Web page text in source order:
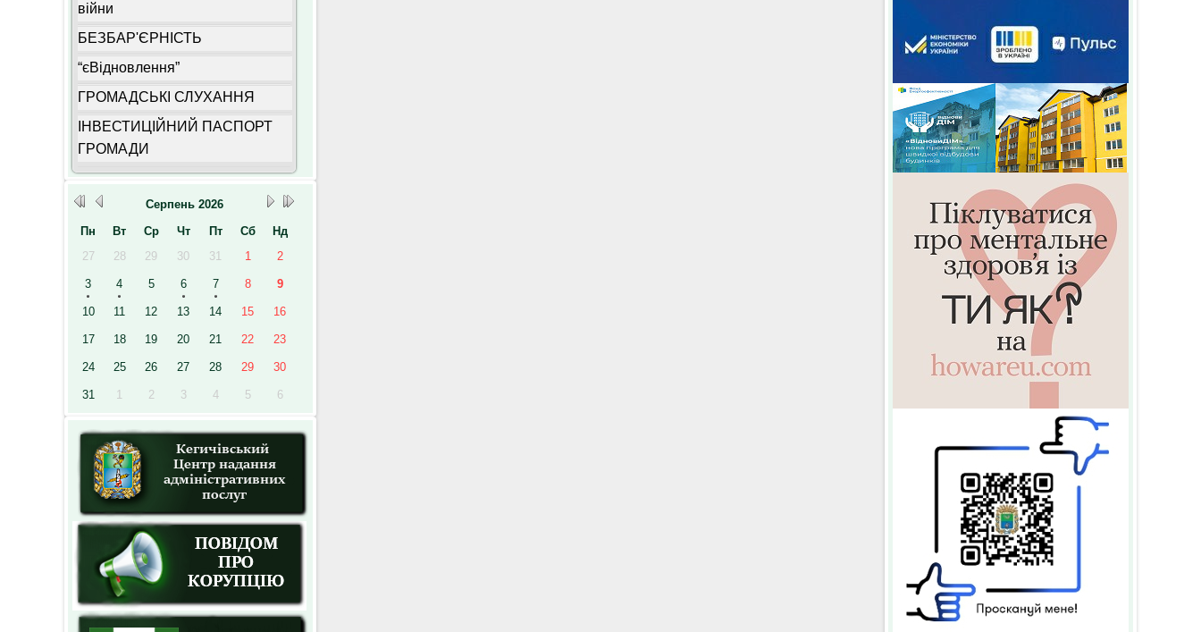
війни
БЕЗБАР'ЄРНІСТЬ
“єВідновлення”
ГРОМАДСЬКІ СЛУХАННЯ
ІНВЕСТИЦІЙНИЙ ПАСПОРТ
ГРОМАДИ
Серпень 2026
Пн
Вт Ср Чт Пт Сб
Нд
27
28 29 30 31 1 2
3 4 5 6 7 8 9
10 11 12 13 14 15 16
17 18 19 20 21 22 23
24 25 26 27 28 29 30
31 1 2 3 4 5 6